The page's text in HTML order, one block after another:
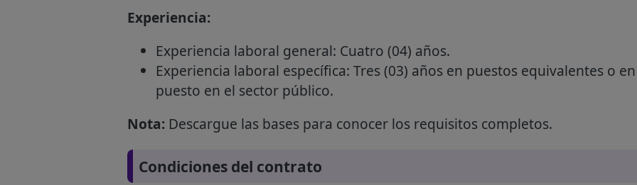
Experiencia:
Experiencia laboral general: Cuatro (04) años.
Experiencia laboral específica: Tres (03) años en puestos equivalentes o
puesto en el sector público.
Nota:Descargue las bases para conocer los requisitos completos.
Condiciones del contrato